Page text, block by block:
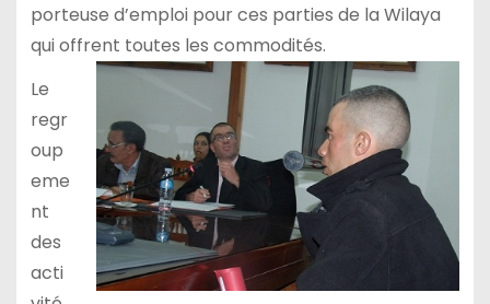
porteuse d’emploi pour ces parties de la Wilaya
qui offrent toutes les commodités.
Le
regr
oup
eme
nt
des
acti